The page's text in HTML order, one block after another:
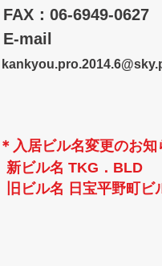
FAX：06-6949-0627
E-mail
kankyo
＊入居ビル名変更のお知
新ビル名 TKG．BLD
旧ビル名 日宝平野町ビ